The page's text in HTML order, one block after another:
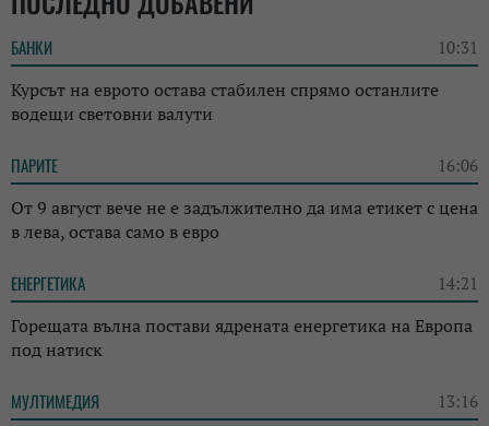
БАНКИ 10:31
Курсът на еврото остава стабилен спрямо останлите
водещи световни валути
ПАРИТЕ 16:06
От 9 август вече не е задължително да има етикет с цена
в лева, остава само в евро
ЕНЕРГЕТИКА 14:21
Горещата вълна постави ядрената енергетика на Европа
под натиск
МУЛТИМЕДИЯ 13:16